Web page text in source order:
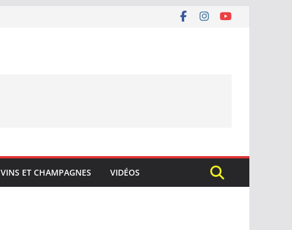
VINS ET CHAMPAGNES VIDÉOS